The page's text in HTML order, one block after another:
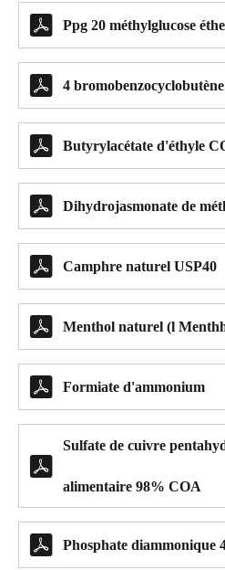
 Ppg 20 méthylglucose
 4
 Butyrylacétate d'éthyle
 Dihydrojasmonate de
 Camphre naturel USP40
 Menthol naturel (l
 Formiate d'ammonium

Sulfate de cuivre
alimentaire 98% COA
 Phosphate diammonique